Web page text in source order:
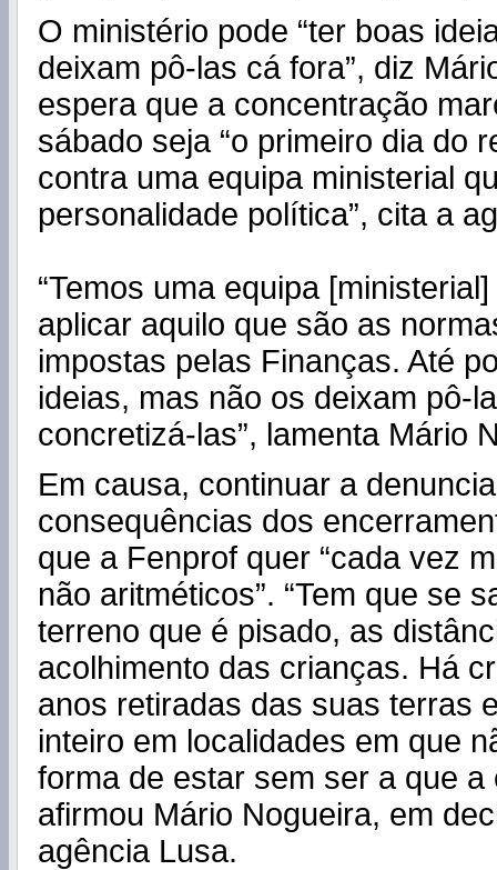
O ministério pode “ter boas
deixam pô-las cá fora”, diz
espera que a concentração
sábado seja “o primeiro dia do
contra uma equipa ministerial
personalidade política”, cita a
“Temos uma equipa
aplicar aquilo que são as
impostas pelas Finanças. Até
ideias, mas não os deixam pô-
concretizá-las”, lamenta Mário
Em causa, continuar a
consequências dos
que a Fenprof quer “cada vez
não aritméticos”. “Tem que se
terreno que é pisado, as
acolhimento das crianças. Há
anos retiradas das suas terras
inteiro em localidades em que
forma de estar sem ser a que a
afirmou Mário Nogueira, em
agência Lusa.